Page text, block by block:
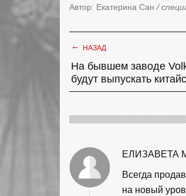
Автор: Екатерина Сан/
← НАЗАД
На бывшем заводе
будут выпускать
ЕЛИЗАВЕТА
Всегда
на новый